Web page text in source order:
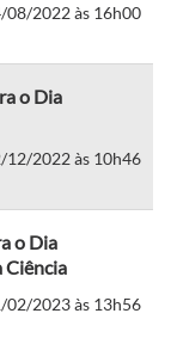
08/2022 às 16h00
o Dia
12/2022 às 10h46
o Dia
Ciência
02/2023 às 13h56